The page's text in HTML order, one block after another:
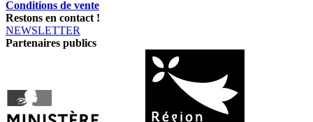
Conditions de vente
Restons en contact !
NEWSLETTER
Partenaires publics